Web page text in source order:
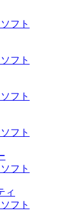
フト
フト
フト
フト
フト
ィ
フト